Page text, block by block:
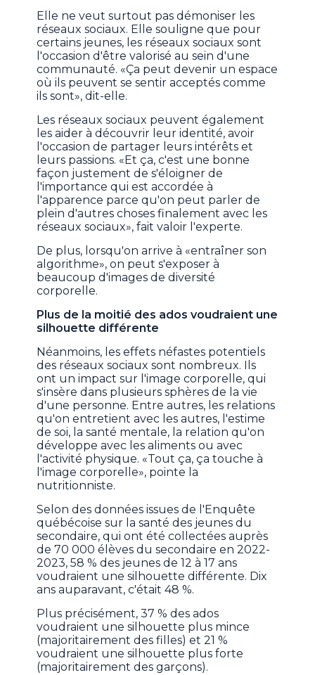
Elle ne veut surtout pas démoniser les
réseaux sociaux. Elle souligne que pour
certains jeunes, les réseaux sociaux sont
l'occasion d'être valorisé au sein d'une
communauté. «Ça peut devenir un espace
où ils peuvent se sentir acceptés comme
ils sont», dit-elle.
Les réseaux sociaux peuvent également
les aider à découvrir leur identité, avoir
l'occasion de partager leurs intérêts et
leurs passions. «Et ça, c'est une bonne
façon justement de s'éloigner de
l'importance qui est accordée à
l'apparence parce qu'on peut parler de
plein d'autres choses finalement avec les
réseaux sociaux», fait valoir l'experte.
De plus, lorsqu'on arrive à «entraîner son
algorithme», on peut s'exposer à
beaucoup d'images de diversité
corporelle.
Plus de la moitié des ados voudraient une
silhouette différente
Néanmoins, les effets néfastes potentiels
des réseaux sociaux sont nombreux. Ils
ont un impact sur l'image corporelle, qui
s'insère dans plusieurs sphères de la vie
d'une personne. Entre autres, les relations
qu'on entretient avec les autres, l'estime
de soi, la santé mentale, la relation qu'on
développe avec les aliments ou avec
l'activité physique. «Tout ça, ça touche à
l'image corporelle», pointe la
nutritionniste.
Selon des données issues de l'Enquête
québécoise sur la santé des jeunes du
secondaire, qui ont été collectées auprès
de 70 000 élèves du secondaire en 2022-
2023, 58 % des jeunes de 12 à 17 ans
voudraient une silhouette différente. Dix
ans auparavant, c'était 48 %.
Plus précisément, 37 % des ados
voudraient une silhouette plus mince
(majoritairement des filles) et 21 %
voudraient une silhouette plus forte
(majoritairement des garçons).